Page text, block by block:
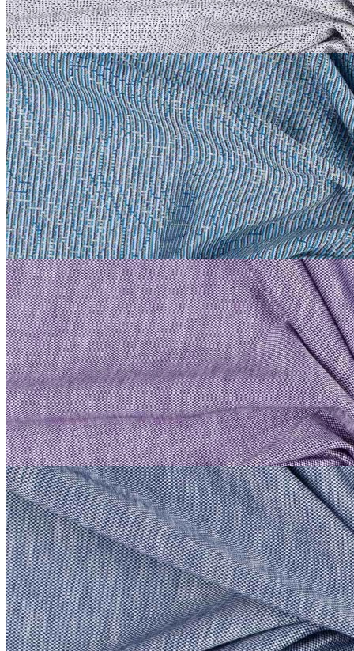
Купить
В наличии 20 м
Etro
Трикотаж сток Etro
хлопок 100%
140 смлазурный
2 200₽
за м
Купить
В наличии 20 м
Etro
Трикотаж сток Etro
хлопок 100%
140 смаметистовый
1 800₽
за м
Купить
В наличии 20 м
Etro
Трикотаж сток Etro
хлопок 100%
140 смсеро-синий
2 200₽
за м
Купить